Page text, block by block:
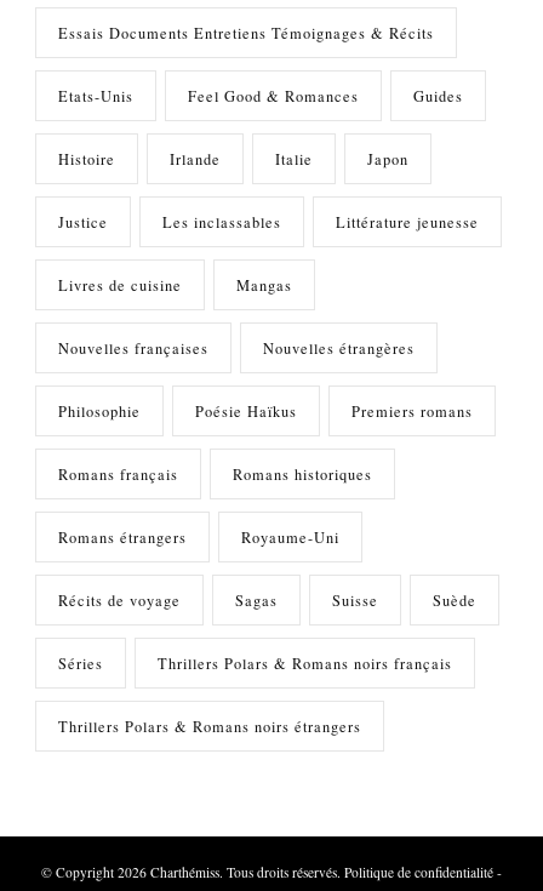
Essais Documents Entretiens Témoignages & Récits
Etats-Unis Feel Good & Romances Guides
Histoire Irlande Italie Japon
Justice Les inclassables Littérature jeunesse
Livres de cuisine Mangas
Nouvelles françaises Nouvelles étrangères
Philosophie Poésie Haïkus Premiers romans
Romans français Romans historiques
Romans étrangers Royaume-Uni
Récits de voyage Sagas Suisse Suède
Séries Thrillers Polars & Romans noirs français
Thrillers Polars & Romans noirs étrangers
© Copyright 2026 Charthémiss. Tous droits réservés. Politique de confidentialité -